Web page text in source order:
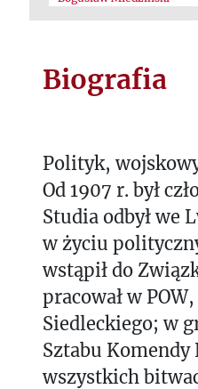
Biografia
Polityk,
Od 1907 r. był
Studia odbył we
w życiu
wstąpił do
pracował w
Siedleckiego; w
Sztabu Komendy
wszystkich